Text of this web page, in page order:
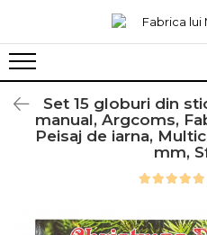
Ø120
Ø100
Sferice
Ovale
Ø55
Set 15 globuri din
manual, Argcoms,
Peisaj de iarna,
mm,